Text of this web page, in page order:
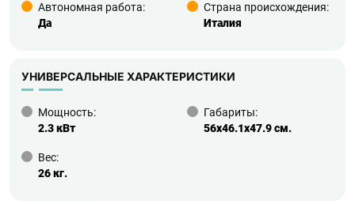
Автономная работа:
Да
Страна происхождения:
Италия
УНИВЕРСАЛЬНЫЕ ХАРАКТЕРИСТИКИ
Мощность:
2.3 кВт
Габариты:
56x46.1x47.9 см.
Вес:
26 кг.